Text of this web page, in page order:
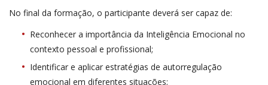
No final da formação, o participante deverá ser capaz de:
Reconhecer a importância da Inteligência Emocional no
contexto pessoal e profissional;
Identificar e aplicar estratégias de autorregulação
emocional em diferentes situações;